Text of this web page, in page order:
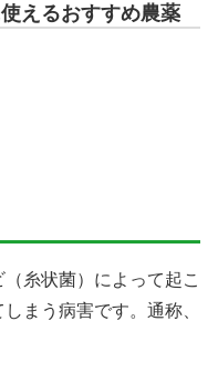
えるおすすめ農薬
糸状菌）によって起こ
まう病害です。通称、